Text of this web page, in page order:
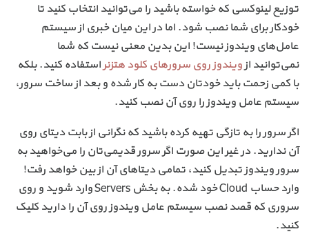
توزیع لینوکسی که خواسته باشید را می‌توانید انتخاب کنید تا
خودکار برای شما نصب شود. اما در این میان خبری از سیستم
عامل‌های ویندوز نیست! این بدین معنی نیست که شما
نمی‌توانید ازویندوز روی سرورهای کلود هتزنراستفاده کنید. بلکه
با کمی زحمت باید خودتان دست به کار شده و بعد از ساخت سرور،
سیستم عامل ویندوز را روی آن نصب کنید.
اگر سرور را به تازگی تهیه کرده باشید که نگرانی از بابت دیتای روی
آن ندارید. در غیر این صورت اگر سرور قدیمی‌تان را می‌خواهید به
سرور ویندوز تبدیل کنید، تمامی دیتاهای آن از بین خواهد رفت!
وارد حساب Cloud خود شده. به بخش Servers وارد شوید و روی
سروری که قصد نصب سیستم عامل ویندوز روی آن را دارید کلیک
کنید.